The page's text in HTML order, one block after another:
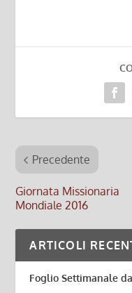
Precedente
Giornata Missionaria
Mondiale 2016
ARTICOLI
Foglio Settimanale